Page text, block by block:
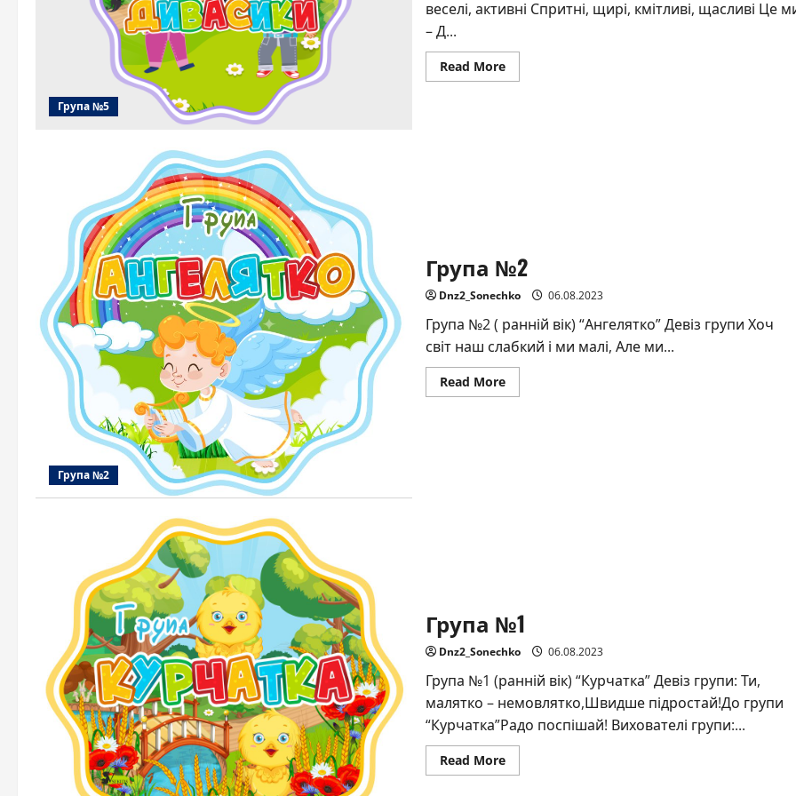
Група №5
веселі, активні Спритні, щирі, кмітливі, щасливі Це
– Д...
Read MoreRead
more
Група №2
Група №2
Dnz2_Sonechko 06.08.2023
Група №2 ( ранній вік) “Ангелятко” Девіз групи Хоч
світ наш слабкий і ми малі, Але ми...
Read MoreRead
more
Група №1
Dnz2_Sonechko 06.08.2023
Група №1 (ранній вік) “Курчатка” Девіз групи: Ти,
малятко – немовлятко,Швидше підростай!До групи
“Курчатка”Радо поспішай! Вихователі групи:...
Read MoreRead
more